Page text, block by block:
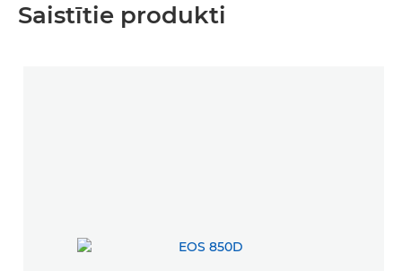
Saistītie produkti